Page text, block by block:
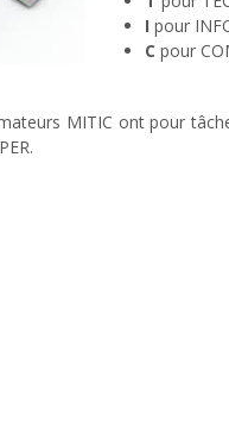
I pour
C pour
MITIC ont pour